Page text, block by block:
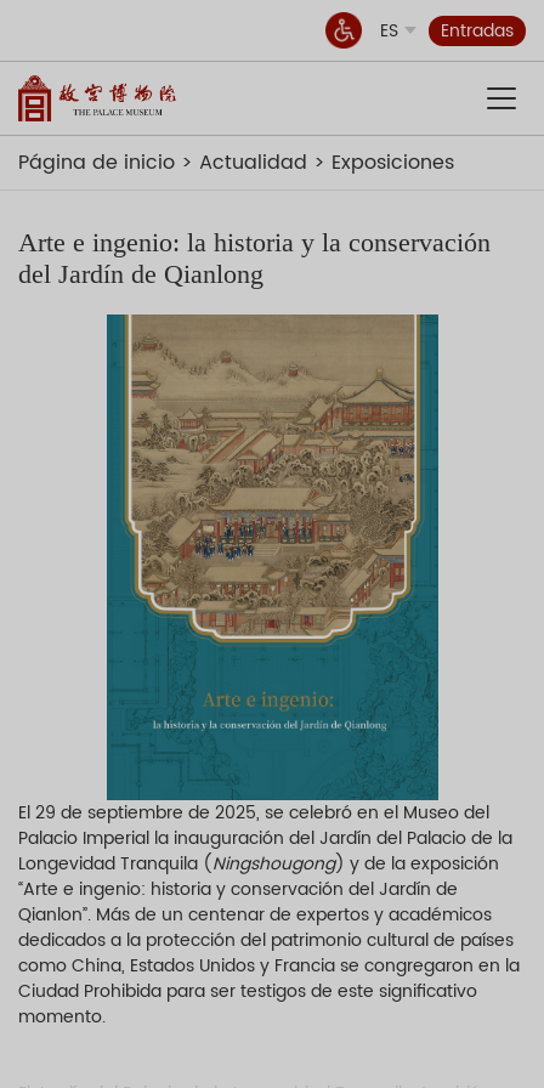
ES Entradas
Página de inicio Actualidad Exposiciones
Arte e ingenio: la historia y la conservación
del Jardín de Qianlong
El 29 de septiembre de 2025, se celebró en el Museo del
Palacio Imperial la inauguración del Jardín del Palacio de la
Longevidad Tranquila (Ningshougong) y de la exposición
“Arte e ingenio: historia y conservación del Jardín de
Qianlon”. Más de un centenar de expertos y académicos
dedicados a la protección del patrimonio cultural de países
como China, Estados Unidos y Francia se congregaron en la
Ciudad Prohibida para ser testigos de este significativo
momento.